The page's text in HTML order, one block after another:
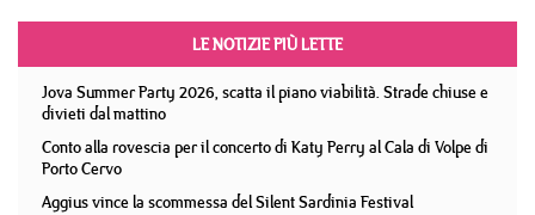
LE NOTIZIE PIÙ LETTE
Jova Summer Party 2026, scatta il piano viabilità. Strade chiuse e
divieti dal mattino
Conto alla rovescia per il concerto di Katy Perry al Cala di Volpe di
Porto Cervo
Aggius vince la scommessa del Silent Sardinia Festival